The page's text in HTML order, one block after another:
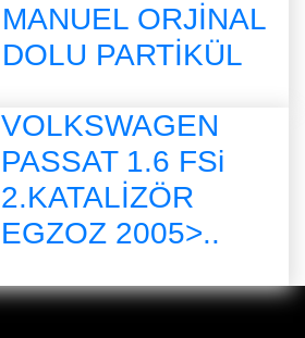
MANUEL ORJİNAL
DOLU PARTİKÜL
VOLKSWAGEN
PASSAT 1.6 FSi
2.KATALİZÖR
EGZOZ 2005>..